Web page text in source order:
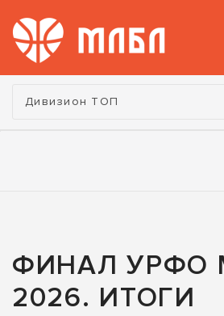
Турнир:
Дивизион ТОП
ФИНАЛ УРФО
2026. ИТОГИ